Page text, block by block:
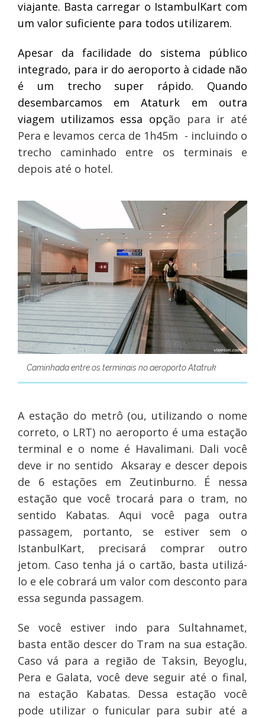
viajante. Basta carregar o IstambulKart com
um valor suficiente para todos utilizarem.
Apesar da facilidade do sistema público
integrado, para ir do aeroporto à cidade não
é um trecho super rápido. Quando
desembarcamos em Ataturk em outra
viagem utilizamos essa opção para ir até
Pera e levamos cerca de 1h45m - incluindo o
trecho caminhado entre os terminais e
depois até o hotel.
Caminhada entre os terminais no aeroporto Atatruk
A estação do metrô (ou, utilizando o nome
correto, o LRT) no aeroporto é uma estação
terminal e o nome é Havalimani. Dali você
deve ir no sentido Aksaray e descer depois
de 6 estações em Zeutinburno. É nessa
estação que você trocará para o tram, no
sentido Kabatas. Aqui você paga outra
passagem, portanto, se estiver sem o
IstanbulKart, precisará comprar outro
jetom. Caso tenha já o cartão, basta utilizá-
lo e ele cobrará um valor com desconto para
essa segunda passagem.
Se você estiver indo para Sultahnamet,
basta então descer do Tram na sua estação.
Caso vá para a região de Taksin, Beyoglu,
Pera e Galata, você deve seguir até o final,
na estação Kabatas. Dessa estação você
pode utilizar o funicular para subir até a